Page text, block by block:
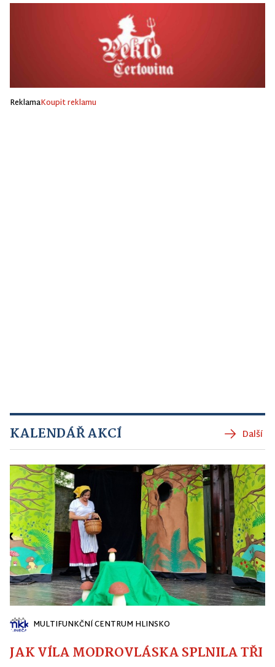
ReklamaKoupit reklamu
KALENDÁŘ AKCÍ Další
MULTIFUNKČNÍ CENTRUM HLINSKO
JAK VÍLA MODROVLÁSKA SPLNILA